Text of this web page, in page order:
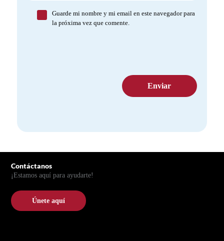
Guarde mi nombre y mi email en este navegador para
la próxima vez que comente.
Contáctanos
¡Estamos aquí para ayudarte!
Únete aquí